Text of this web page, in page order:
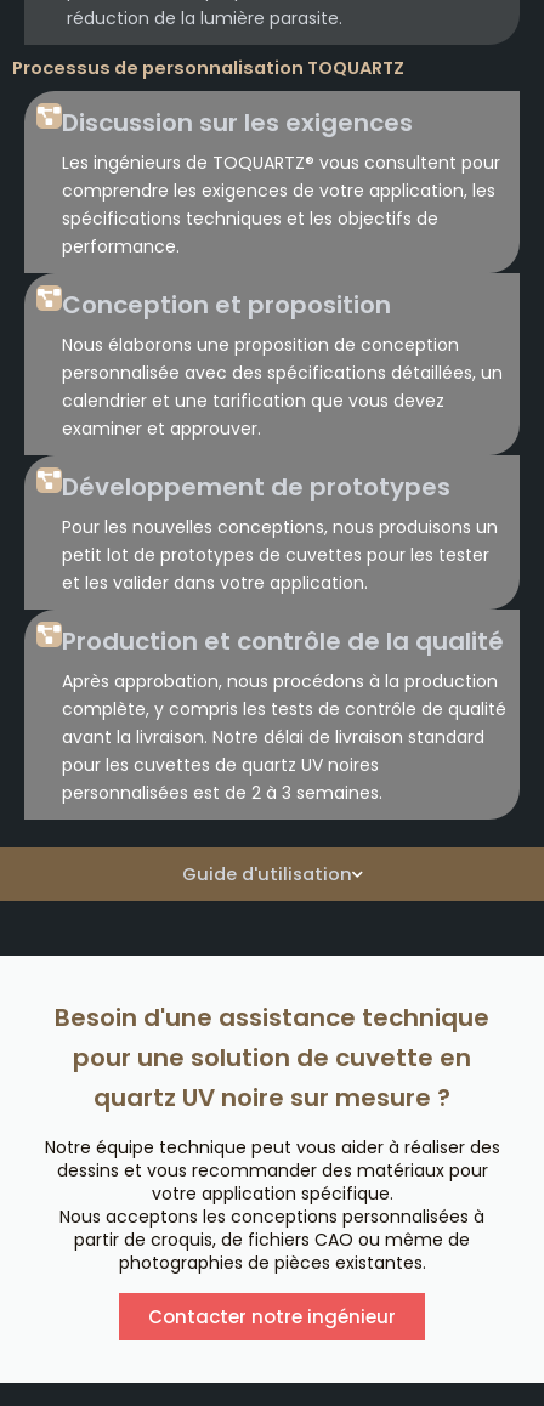
Guide d'utilisation
réduction de la lumière parasite.
Processus de personnalisation TOQUARTZ
Discussion sur les exigences
Les ingénieurs de TOQUARTZ® vous consultent pour
comprendre les exigences de votre application, les
spécifications techniques et les objectifs de
performance.
Conception et proposition
Nous élaborons une proposition de conception
personnalisée avec des spécifications détaillées, un
calendrier et une tarification que vous devez
examiner et approuver.
Développement de prototypes
Pour les nouvelles conceptions, nous produisons un
petit lot de prototypes de cuvettes pour les tester
et les valider dans votre application.
Production et contrôle de la qualité
Après approbation, nous procédons à la production
complète, y compris les tests de contrôle de qualité
avant la livraison. Notre délai de livraison standard
pour les cuvettes de quartz UV noires
personnalisées est de 2 à 3 semaines.
Besoin d'une assistance technique
pour une solution de cuvette en
quartz UV noire sur mesure ?
Notre équipe technique peut vous aider à réaliser des
dessins et vous recommander des matériaux pour
votre application spécifique.
Nous acceptons les conceptions personnalisées à
partir de croquis, de fichiers CAO ou même de
photographies de pièces existantes.
Contacter notre ingénieur